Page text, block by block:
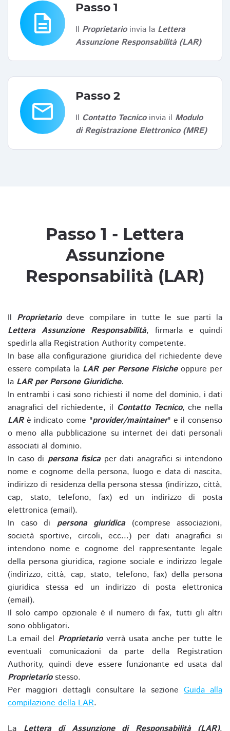
description
Passo 1
Il Proprietarioinvia la Lettera
Assunzione Responsabilità (LAR)
email
Passo 2
Il Contatto Tecnicoinvia il Modulo
di Registrazione Elettronico (MRE)
Passo 1 - Lettera
Assunzione
Responsabilità (LAR)
Il Proprietariodeve compilare in tutte le sue parti la
Lettera Assunzione Responsabilità, firmarla e quindi
spedirla alla Registration Authority competente.
In base alla configurazione giuridica del richiedente deve
essere compilata la LAR per Persone Fisicheoppure per
la LAR per Persone Giuridiche.
In entrambi i casi sono richiesti il nome del dominio, i dati
anagrafici del richiedente, il Contatto Tecnico, che nella
LARè indicato come "provider/maintainer" e il consenso
o meno alla pubblicazione su internet dei dati personali
associati al dominio.
In caso di persona fisicaper dati anagrafici si intendono
nome e cognome della persona, luogo e data di nascita,
indirizzo di residenza della persona stessa (indirizzo, città,
cap, stato, telefono, fax) ed un indirizzo di posta
elettronica (email).
In caso di persona giuridica(comprese associazioni,
società sportive, circoli, ecc...) per dati anagrafici si
intendono nome e cognome del rappresentante legale
della persona giuridica, ragione sociale e indirizzo legale
(indirizzo, città, cap, stato, telefono, fax) della persona
giuridica stessa ed un indirizzo di posta elettronica
(email).
Il solo campo opzionale è il numero di fax, tutti gli altri
sono obbligatori.
La email del Proprietarioverrà usata anche per tutte le
eventuali comunicazioni da parte della Registration
Authority, quindi deve essere funzionante ed usata dal
Proprietariostesso.
Per maggiori dettagli consultare la sezione Guida alla
compilazione della LAR.